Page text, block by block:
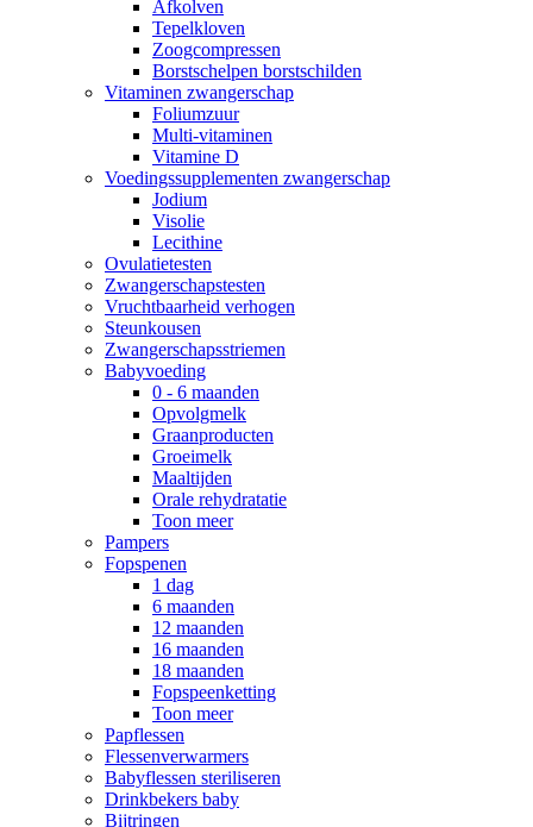
Afkolven
Tepelkloven
Zoogcompressen
Borstschelpen borstschilden
Vitaminen zwangerschap
Foliumzuur
Multi-vitaminen
Vitamine D
Voedingssupplementen zwangerschap
Jodium
Visolie
Lecithine
Ovulatietesten
Zwangerschapstesten
Vruchtbaarheid verhogen
Steunkousen
Zwangerschapsstriemen
Babyvoeding
0 - 6 maanden
Opvolgmelk
Graanproducten
Groeimelk
Maaltijden
Orale rehydratatie
Toon meer
Pampers
Fopspenen
1 dag
6 maanden
12 maanden
16 maanden
18 maanden
Fopspeenketting
Toon meer
Papflessen
Flessenverwarmers
Babyflessen steriliseren
Drinkbekers baby
Bijtringen